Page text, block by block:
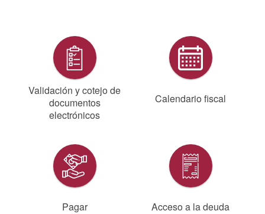
Validación y cotejo de
documentos
electrónicos
Calendario fiscal
Pagar Acceso a la deuda